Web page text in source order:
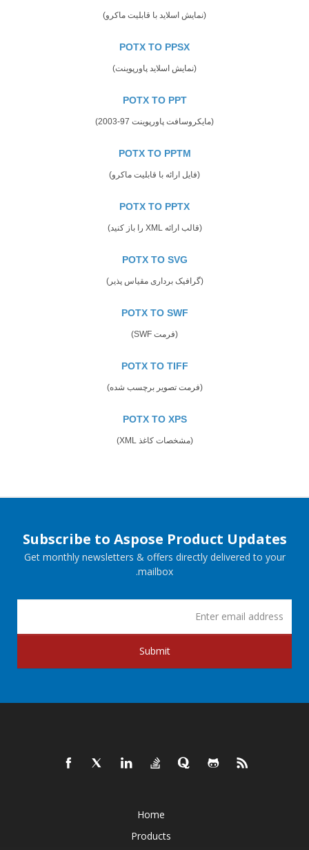
(نمایش اسلاید با قابلیت ماکرو)
POTX TO PPSX
(نمایش اسلاید پاورپوینت)
POTX TO PPT
(مایکروسافت پاورپوینت 97-2003)
POTX TO PPTM
(فایل ارائه با قابلیت ماکرو)
POTX TO PPTX
(قالب ارائه XML را باز کنید)
POTX TO SVG
(گرافیک برداری مقیاس پذیر)
POTX TO SWF
(فرمت SWF)
POTX TO TIFF
(فرمت تصویر برچسب شده)
POTX TO XPS
(مشخصات کاغذ XML)
Subscribe to Aspose Product Updates
Get monthly newsletters & offers directly delivered to your
mailbox.
Submit
Home
Products